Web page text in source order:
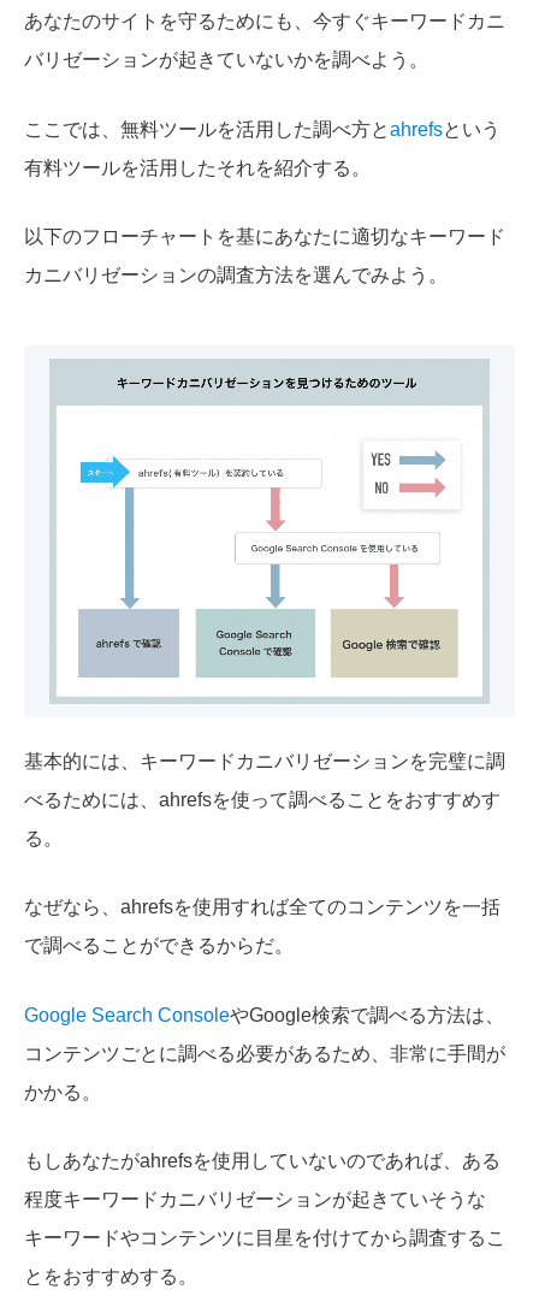
あなたのサイトを守るためにも、今すぐキーワードカニ
バリゼーションが起きていないかを調べよう。
ここでは、無料ツールを活用した調べ方とahrefsという
有料ツールを活用したそれを紹介する。
以下のフローチャートを基にあなたに適切なキーワード
カニバリゼーションの調査方法を選んでみよう。
基本的には、キーワードカニバリゼーションを完璧に調
べるためには、ahrefsを使って調べることをおすすめす
る。
なぜなら、ahrefsを使用すれば全てのコンテンツを一括
で調べることができるからだ。
Google Search ConsoleやGoogle検索で調べる方法は、
コンテンツごとに調べる必要があるため、非常に手間が
かかる。
もしあなたがahrefsを使用していないのであれば、ある
程度キーワードカニバリゼーションが起きていそうな
キーワードやコンテンツに目星を付けてから調査するこ
とをおすすめする。